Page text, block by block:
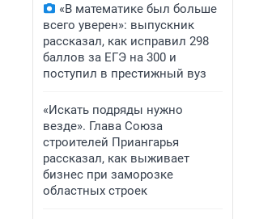
«В математике был больше
всего уверен»: выпускник
рассказал, как исправил 298
баллов за ЕГЭ на 300 и
поступил в престижный вуз
«Искать подряды нужно
везде». Глава Союза
строителей Приангарья
рассказал, как выживает
бизнес при заморозке
областных строек